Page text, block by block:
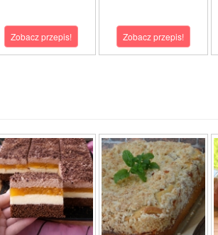
Zobacz przepis! Zobacz przepis!